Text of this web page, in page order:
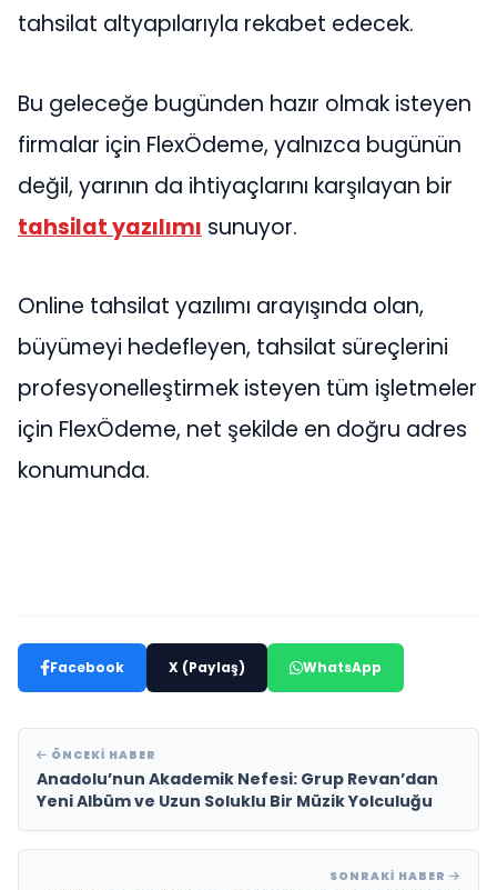
tahsilat altyapılarıyla rekabet edecek.
Bu geleceğe bugünden hazır olmak isteyen
firmalar için FlexÖdeme, yalnızca bugünün
değil, yarının da ihtiyaçlarını karşılayan bir
tahsilat yazılımı sunuyor.
Online tahsilat yazılımı arayışında olan,
büyümeyi hedefleyen, tahsilat süreçlerini
profesyonelleştirmek isteyen tüm işletmeler
için FlexÖdeme, net şekilde en doğru adres
konumunda.
Facebook X (Paylaş) WhatsApp
ÖNCEKI HABER
Anadolu’nun Akademik Nefesi: Grup Revan’dan
Yeni Albüm ve Uzun Soluklu Bir Müzik Yolculuğu
SONRAKI HABER